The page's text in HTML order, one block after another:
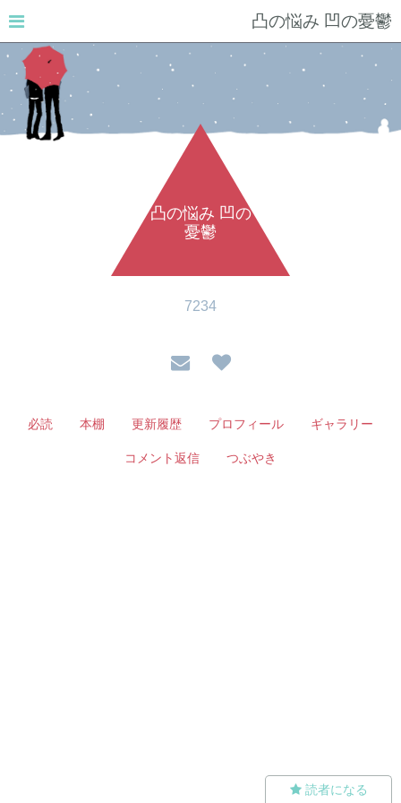
凸の悩み 凹の憂鬱
凸の悩み 凹の
憂鬱
7234
必読 本棚 更新履歴 プロフィール ギャラリー
コメント返信 つぶやき
読者になる